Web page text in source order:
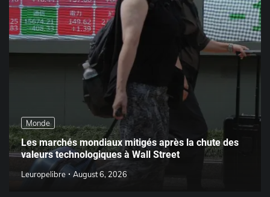
Monde
Les marchés mondiaux mitigés après la chute des
valeurs technologiques à Wall Street
Leuropelibre August 6, 2026